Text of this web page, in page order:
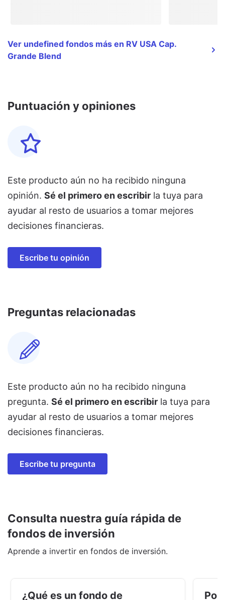
Ver undefined fondos más en RV USA Cap.
Grande Blend
Puntuación y opiniones
Este producto aún no ha recibido ninguna
opinión. Sé el primero en escribir la tuya para
ayudar al resto de usuarios a tomar mejores
decisiones financieras.
Escribe tu opinión
Preguntas relacionadas
Este producto aún no ha recibido ninguna
pregunta. Sé el primero en escribir la tuya para
ayudar al resto de usuarios a tomar mejores
decisiones financieras.
Escribe tu pregunta
Consulta nuestra guía rápida de
fondos de inversión
Aprende a invertir en fondos de inversión.
¿Qué es un fondo de Por